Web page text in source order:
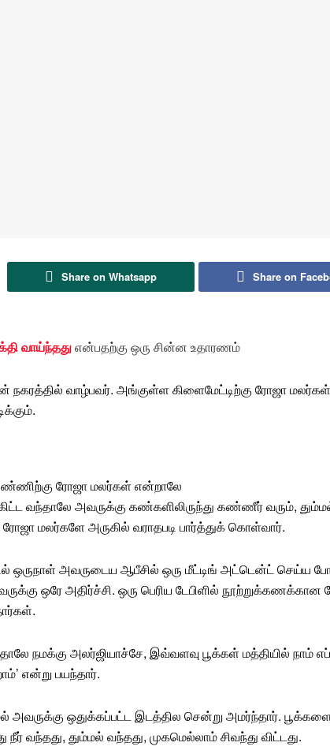
Share on Whatsapp Share on
வாய்ந்ததுஎன்பதற்கு ஒரு சின்ன உதாரணம்
நகரத்தில் வாழ்பவர். அங்குள்ள கிளைமேட்டிற்குரோஜாமலர்
ணிற்குரோஜா மலர்கள் என்றாலே
வந்தாலே அவருக்குகண்களிலிருந்து கண்ணீர் வரும்,
ரோஜாமலர்களே அருகில் வராதபடி பார்த்துக் கொள்வார்.
ஒருநாள் அவருடைய ஆபீசில் ஒரு மீட்டிங் அட்டென்ட் செய்ய
ஒரே அதிர்ச்சி. ஒரு பெரிய டேபிளில் நூற்றுக்கணக்கான
நமக்கு அலர்ஜியாச்சே, இவ்வளவுபூக்கள் மத்தியில் நாம்
என்று பயந்தார்.
அவருக்கு ஒதுக்கப்பட்ட இடத்தில சென்று அமர்ந்தார்.
நீர் வந்தது, தும்மல் வந்தது, முகமெல்லாம் சிவந்து விட்டது.